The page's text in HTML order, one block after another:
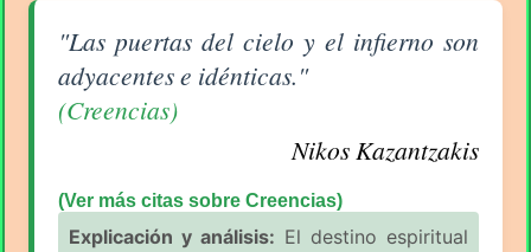
Aforismo sobre Creencias de Nikos Kazantzakis
"Las puertas del cielo y el infierno son
adyacentes e idénticas."
(Creencias)
Nikos Kazantzakis
(Ver más citas sobre Creencias)
Explicación y análisis: El destino espiritual